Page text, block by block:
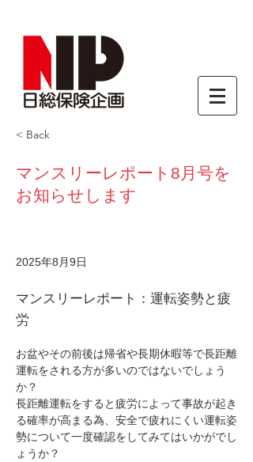
< Back
マンスリーレポート8月号を
お知らせします
2025年8月9日
マンスリーレポート：運転姿勢と疲
労
お盆やその前後は帰省や長期休暇等で長距離
運転をされる方が多いのではないでしょう
か？
長距離運転をすると疲労によって事故が起き
る確率が高まる為、安全で疲れにくい運転姿
勢について一度確認をしてみてはいかがでし
ょうか？